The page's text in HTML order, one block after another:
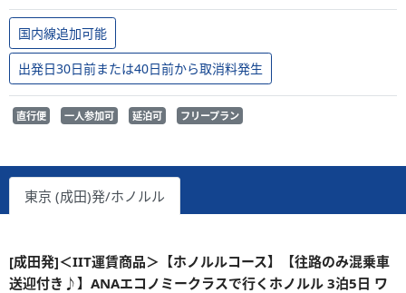
国内線追加可能
出発日30日前または40日前から取消料発生
直行便 一人参加可 延泊可 フリープラン
東京 (成田)発/ホノルル
[成田発]＜IIT運賃商品＞【ホノルルコース】【往路のみ混乗車
送迎付き♪】ANAエコノミークラスで行くホノルル 3泊5日 ワ